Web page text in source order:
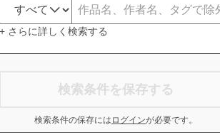
+ さらに詳しく検索する
検索条件を保存する
検索条件の保存には ログインが必要です。